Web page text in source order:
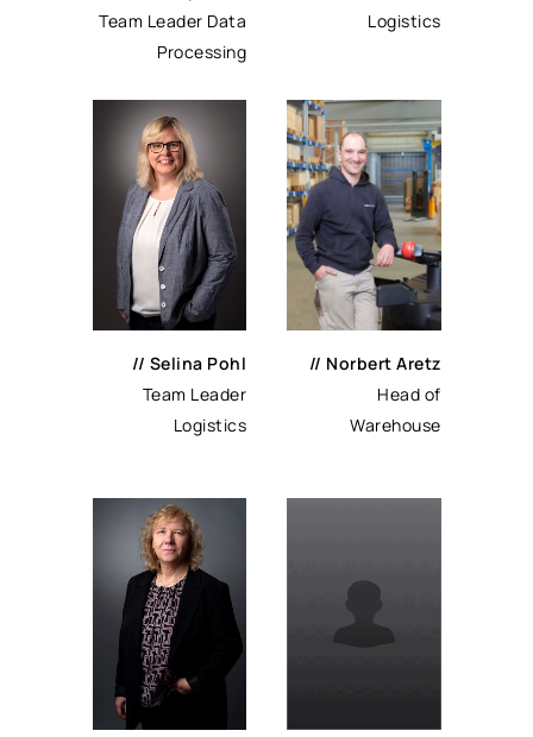
Team Leader Data
Processing
Logistics
// Selina Pohl
Team Leader
Logistics
// Norbert Aretz
Head of
Warehouse